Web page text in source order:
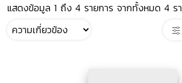
แสดงข้อมูล 1 ถึง 4 รายการ จากทั้งหมด 4 ร